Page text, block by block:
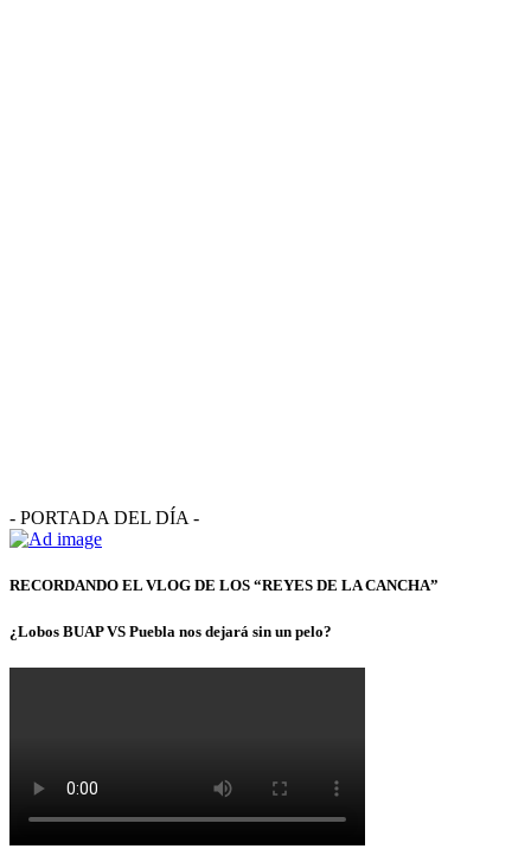
- PORTADA DEL DÍA -
RECORDANDO EL VLOG DE LOS “REYES DE LA CANCHA”
¿Lobos BUAP VS Puebla nos dejará sin un pelo?